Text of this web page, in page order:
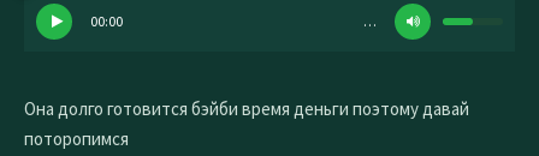
00:00 …
Она долго готовится бэйби время деньги поэтому давай
поторопимся